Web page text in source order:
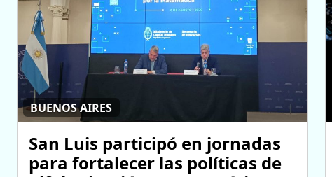
BUENOS AIRES
San Luis participó en jornadas
para fortalecer las políticas de